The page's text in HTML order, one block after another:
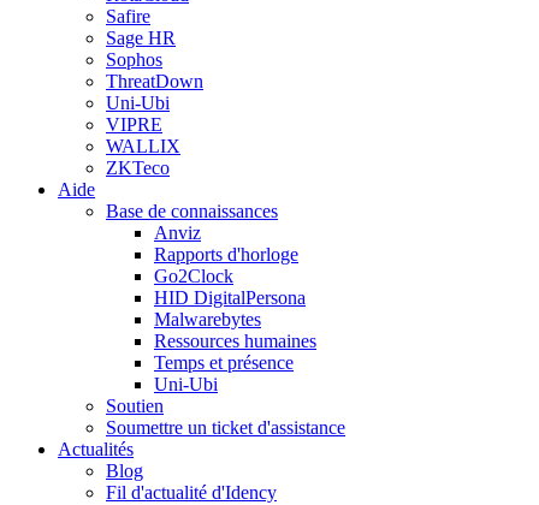
Safire
Sage HR
Sophos
ThreatDown
Uni-Ubi
VIPRE
WALLIX
ZKTeco
Aide
Base de connaissances
Anviz
Rapports d'horloge
Go2Clock
HID DigitalPersona
Malwarebytes
Ressources humaines
Temps et présence
Uni-Ubi
Soutien
Soumettre un ticket d'assistance
Actualités
Blog
Fil d'actualité d'Idency